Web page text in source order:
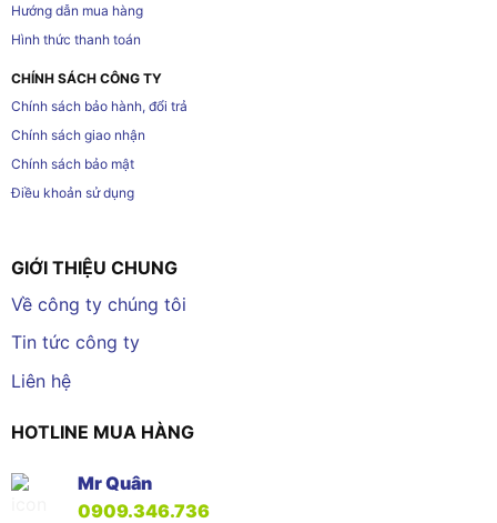
Hướng dẫn mua hàng
Hình thức thanh toán
CHÍNH SÁCH CÔNG TY
Chính sách bảo hành, đổi trả
Chính sách giao nhận
Chính sách bảo mật
Điều khoản sử dụng
GIỚI THIỆU CHUNG
Về công ty chúng tôi
Tin tức công ty
Liên hệ
HOTLINE MUA HÀNG
Mr Quân
0909.346.736